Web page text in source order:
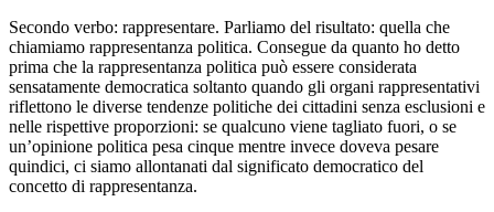
Secondo verbo: rappresentare. Parliamo del risultato: quella che
chiamiamo rappresentanza politica. Consegue da quanto ho detto
prima che la rappresentanza politica può essere considerata
sensatamente democratica soltanto quando gli organi rappresentativi
riflettono le diverse tendenze politiche dei cittadini senza esclusioni e
nelle rispettive proporzioni: se qualcuno viene tagliato fuori, o se
un’opinione politica pesa cinque mentre invece doveva pesare
quindici, ci siamo allontanati dal significato democratico del
concetto di rappresentanza.